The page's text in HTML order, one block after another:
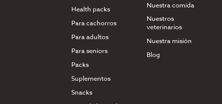
Health packs
Para cachorros
Para adultos
Para seniors
Packs
Suplementos
Snacks
Nuestra comida
Nuestros
veterinarios
Nuestra misión
Blog